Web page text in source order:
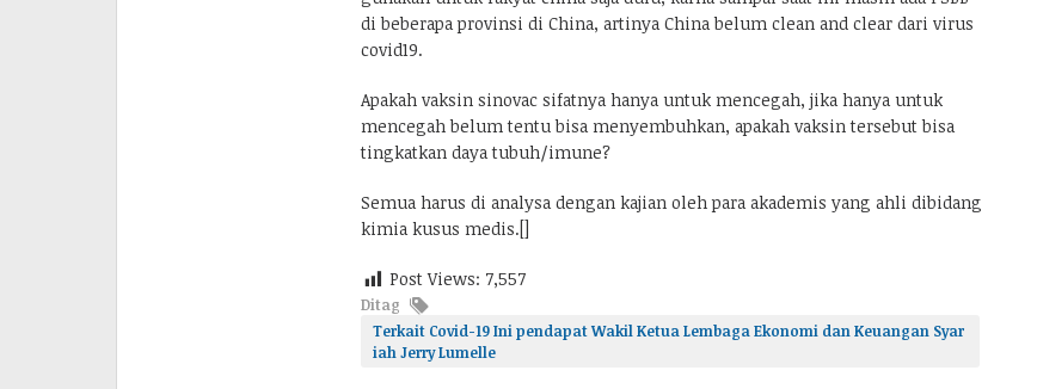
di beberapa provinsi di China, artinya China belum clean and clear dari virus
covid19.
Apakah vaksin sinovac sifatnya hanya untuk mencegah, jika hanya untuk
mencegah belum tentu bisa menyembuhkan, apakah vaksin tersebut bisa
tingkatkan daya tubuh/imune?
Semua harus di analysa dengan kajian oleh para akademis yang ahli dibidang
kimia kusus medis.[]
Post Views: 7,557
Ditag
Terkait Covid-19 Ini pendapat Wakil Ketua Lembaga Ekonomi dan Keuangan Syar
iah Jerry Lumelle